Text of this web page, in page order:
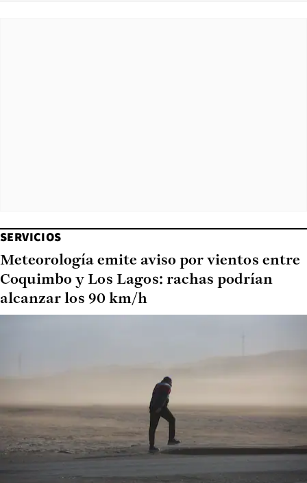
SERVICIOS
Meteorología emite aviso por vientos entre
Coquimbo y Los Lagos: rachas podrían
alcanzar los 90 km/h